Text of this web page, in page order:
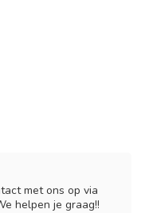
met ons op via
helpen je graag!!